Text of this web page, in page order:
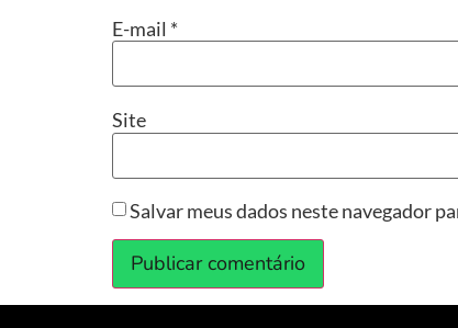
E-mail *
Site
Salvar meus dados neste navegador